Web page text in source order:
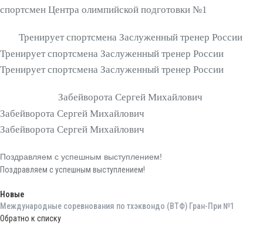
спортсмен Центра олимпийской подготовки №1
Тренирует спортсмена Заслуженный тренер России
Тренирует спортсмена Заслуженный тренер России
Тренирует спортсмена Заслуженный тренер России
Забейворота Сергей Михайлович
Забейворота Сергей Михайлович
Забейворота Сергей Михайлович
Поздравляем с успешным выступлением!
Поздравляем с успешным выступлением!
Новые
Международные соревнования по тхэквондо (ВТФ) Гран-При №1
Обратно к списку